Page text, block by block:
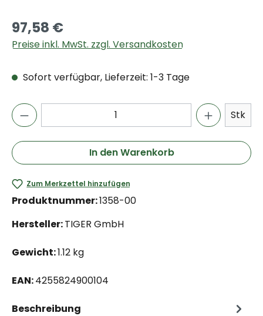
97,58 €
Preise inkl. MwSt. zzgl. Versandkosten
Sofort verfügbar, Lieferzeit: 1-3 Tage
Stk
In den Warenkorb
Zum Merkzettel hinzufügen
Produktnummer:1358-00
Hersteller:TIGER GmbH
Gewicht:1.12 kg
EAN:4255824900104
Beschreibung